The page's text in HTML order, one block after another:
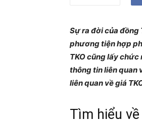
Sự ra đời của đồng
phương tiện hợp
TKO cũng lấy
thông tin liên quan
liên quan về giá
Tìm hiểu